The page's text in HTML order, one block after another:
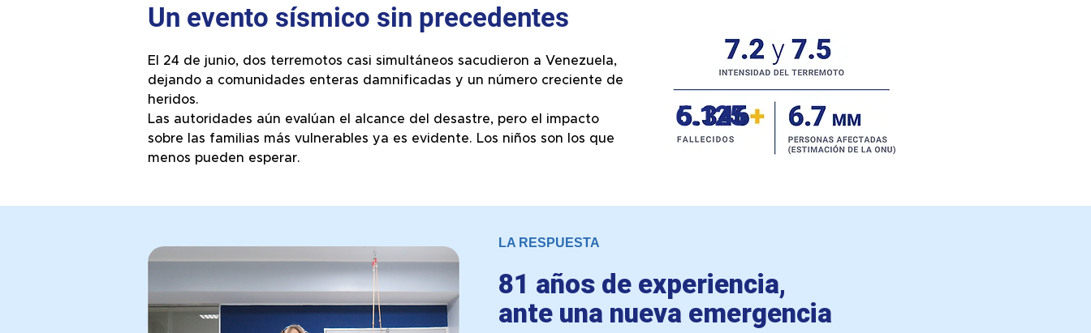
Un evento sísmico sin precedentes
El 24 de junio, dos terremotos casi simultáneos sacudieron a Venezuela,
dejando a comunidades enteras damnificadas y un número creciente de
heridos.
Las autoridades aún evalúan el alcance del desastre, pero el impacto
sobre
las familias más vulnerables ya es evidente. Los niños son los que
menos pueden esperar.
6.125
LA RESPUESTA
81 años de experiencia,
ante una nueva emergencia